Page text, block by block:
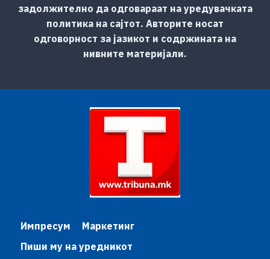
задолжително да одговараат на уредувачката
политика на сајтот. Авторите носат
одговорност за јазикот и содржината на
нивните материјали.
Импресум
Маркетинг
Пиши му на уредникот